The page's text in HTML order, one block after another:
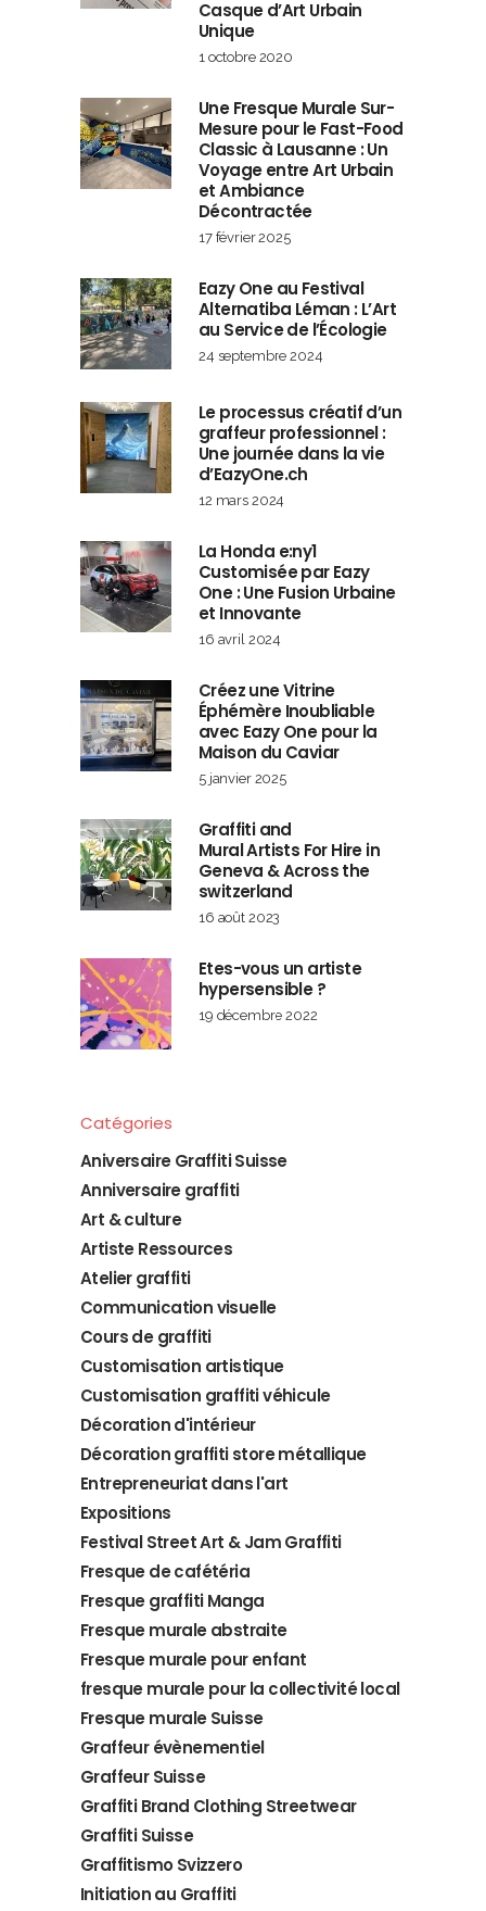
Casque d’Art Urbain
Unique
1 octobre 2020
Une Fresque Murale Sur-
Mesure pour le Fast-Food
Classic à Lausanne : Un
Voyage entre Art Urbain
et Ambiance
Décontractée
17 février 2025
Eazy One au Festival
Alternatiba Léman : L’Art
au Service de l’Écologie
24 septembre 2024
Le processus créatif d’un
graffeur professionnel :
Une journée dans la vie
d’EazyOne.ch
12 mars 2024
La Honda e:ny1
Customisée par Eazy
One : Une Fusion Urbaine
et Innovante
16 avril 2024
Créez une Vitrine
Éphémère Inoubliable
avec Eazy One pour la
Maison du Caviar
5 janvier 2025
Graffiti and
Mural Artists For Hire in
Geneva & Across the
switzerland
16 août 2023
Etes-vous un artiste
hypersensible ?
19 décembre 2022
Catégories
Aniversaire Graffiti Suisse
Anniversaire graffiti
Art & culture
Artiste Ressources
Atelier graffiti
Communication visuelle
Cours de graffiti
Customisation artistique
Customisation graffiti véhicule
Décoration d'intérieur
Décoration graffiti store métallique
Entrepreneuriat dans l'art
Expositions
Festival Street Art & Jam Graffiti
Fresque de cafétéria
Fresque graffiti Manga
Fresque murale abstraite
Fresque murale pour enfant
fresque murale pour la collectivité local
Fresque murale Suisse
Graffeur évènementiel
Graffeur Suisse
Graffiti Brand Clothing Streetwear
Graffiti Suisse
Graffitismo Svizzero
Initiation au Graffiti